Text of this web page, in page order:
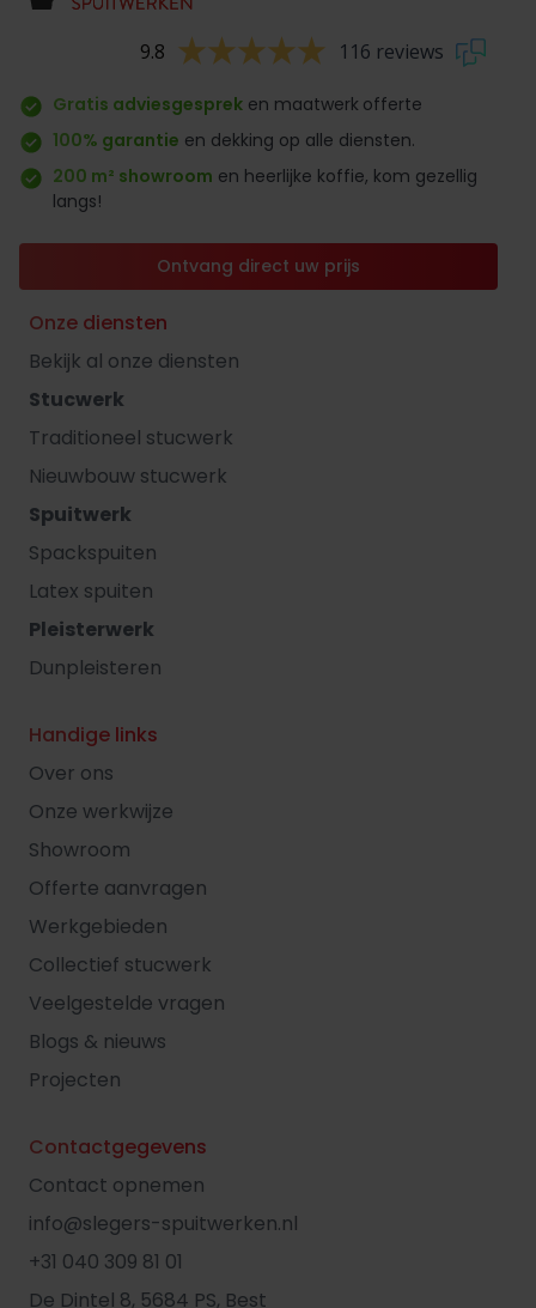
9.8 116 reviews
Gratis adviesgesprek en maatwerk offerte
100% garantie en dekking op alle diensten.
200 m² showroom en heerlijke koffie, kom gezellig
langs!
Ontvang direct uw prijs
Onze diensten
Bekijk al onze diensten
Stucwerk
Traditioneel stucwerk
Nieuwbouw stucwerk
Spuitwerk
Spackspuiten
Latex spuiten
Pleisterwerk
Dunpleisteren
Handige links
Over ons
Onze werkwijze
Showroom
Offerte aanvragen
Werkgebieden
Collectief stucwerk
Veelgestelde vragen
Blogs & nieuws
Projecten
Contactgegevens
Contact opnemen
info@slegers-spuitwerken.nl
+31 040 309 81 01
De Dintel 8, 5684 PS, Best